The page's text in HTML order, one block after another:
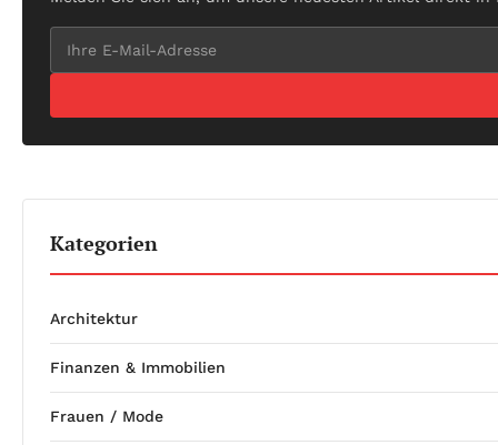
Kategorien
Architektur
Finanzen & Immobilien
Frauen / Mode